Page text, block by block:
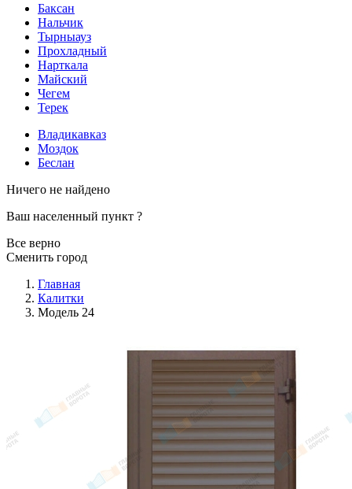
Баксан
Нальчик
Тырныауз
Прохладный
Нарткала
Майский
Чегем
Терек
Владикавказ
Моздок
Беслан
Ничего не найдено
Ваш населенный пункт ?
Все верно
Сменить город
Главная
Калитки
Модель 24